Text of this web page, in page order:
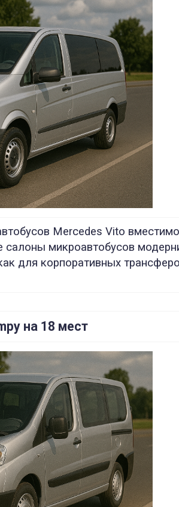
Mercedes Vito
салоны микроавтобусов
для корпоративных
на 18 мест